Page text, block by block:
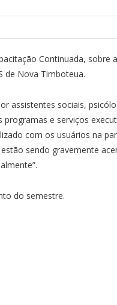
Continuada, sobre
de Nova Timboteua.
assistentes sociais,
e serviços
com os usuários na
sendo gravemente
do semestre.